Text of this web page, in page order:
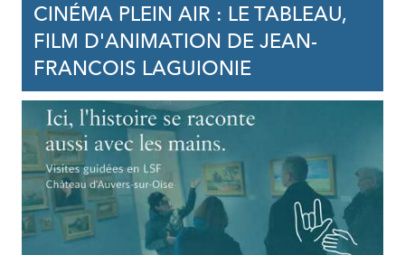
CINÉMA PLEIN AIR : LE TABLEAU,
FILM D'ANIMATION DE JEAN-
FRANCOIS LAGUIONIE